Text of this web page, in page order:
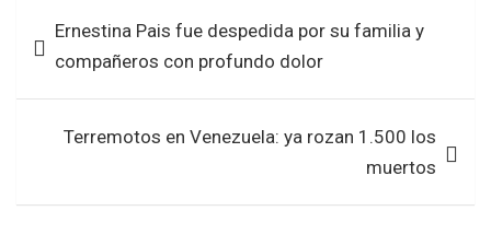
o
o
k
A
p
p
de
entradas
Ernestina Pais fue despedida por su familia y
compañeros con profundo dolor
Terremotos en Venezuela: ya rozan 1.500 los
muertos